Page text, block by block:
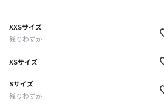
XXSサイズ
残りわずか
XSサイズ
Sサイズ
残りわずか